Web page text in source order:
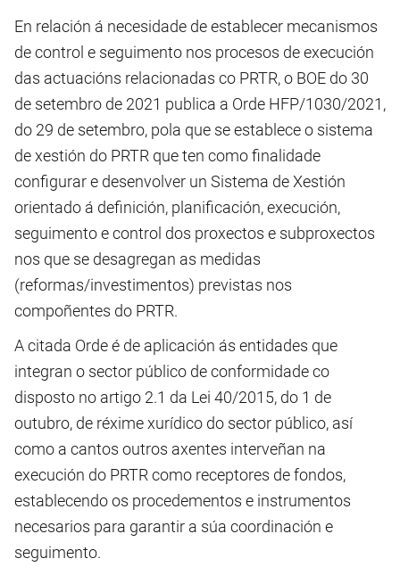
En relación á necesidade de establecer mecanismos
de control e seguimento nos procesos de execución
das actuacións relacionadas co PRTR, o BOE do 30
de setembro de 2021 publica a Orde HFP/1030/2021,
do 29 de setembro, pola que se establece o sistema
de xestión do PRTR que ten como finalidade
configurar e desenvolver un Sistema de Xestión
orientado á definición, planificación, execución,
seguimento e control dos proxectos e subproxectos
nos que se desagregan as medidas
(reformas/investimentos) previstas nos
compoñentes do PRTR.
A citada Orde é de aplicación ás entidades que
integran o sector público de conformidade co
disposto no artigo 2.1 da Lei 40/2015, do 1 de
outubro, de réxime xurídico do sector público, así
como a cantos outros axentes interveñan na
execución do PRTR como receptores de fondos,
establecendo os procedementos e instrumentos
necesarios para garantir a súa coordinación e
seguimento.